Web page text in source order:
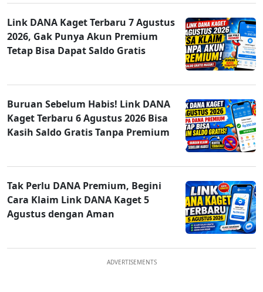
Link DANA Kaget Terbaru 7 Agustus
2026, Gak Punya Akun Premium
Tetap Bisa Dapat Saldo Gratis
Buruan Sebelum Habis! Link DANA
Kaget Terbaru 6 Agustus 2026 Bisa
Kasih Saldo Gratis Tanpa Premium
Tak Perlu DANA Premium, Begini
Cara Klaim Link DANA Kaget 5
Agustus dengan Aman
ADVERTISEMENTS